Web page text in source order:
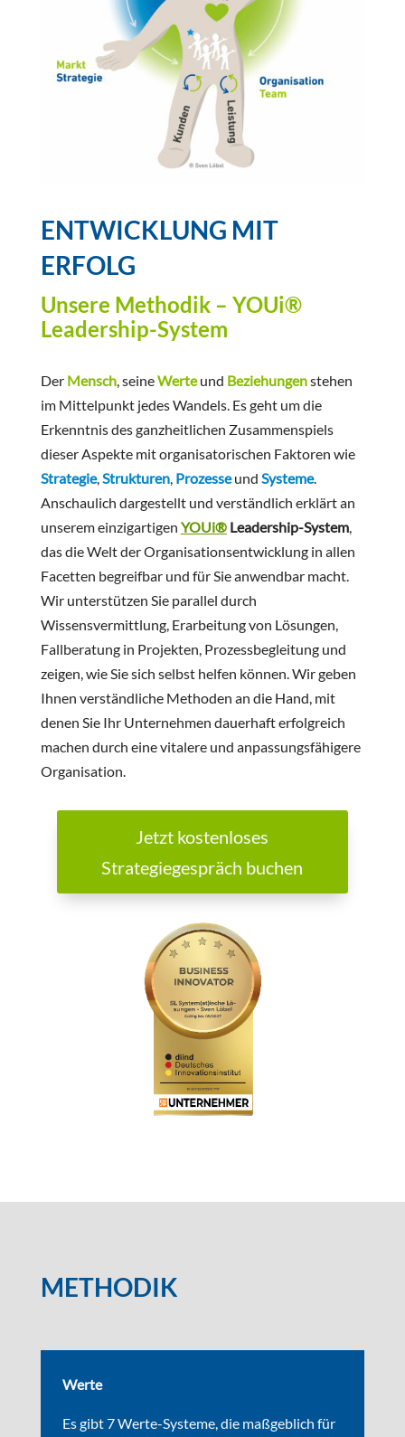
ENTWICKLUNG MIT
ERFOLG
Unsere Methodik – YOUi®
Leadership-System
Der Mensch, seineWerte und Beziehungenstehen
im Mittelpunkt jedes Wandels. Es geht um die
Erkenntnis des ganzheitlichen Zusammenspiels
dieser Aspekte mit organisatorischen Faktoren wie
Strategie,Strukturen, Prozesse und Systeme.
Anschaulich dargestellt und verständlich erklärt an
unserem einzigartigen YOUi® Leadership-System,
das die Welt der Organisationsentwicklung in allen
Facetten begreifbar und für Sie anwendbar macht.
Wir unterstützen Sie parallel durch
Wissensvermittlung, Erarbeitung von Lösungen,
Fallberatung in Projekten, Prozessbegleitung und
zeigen, wie Sie sich selbst helfen können. Wir geben
Ihnen verständliche Methoden an die Hand, mit
denen Sie Ihr Unternehmen dauerhaft erfolgreich
machen durch eine vitalere und anpassungsfähigere
Organisation.
Jetzt kostenloses
Strategiegespräch buchen
METHODIK
Werte
Es gibt 7 Werte-Systeme, die maßgeblich für